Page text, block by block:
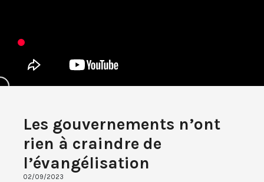
Les gouvernements n’ont
rien à craindre de
l’évangélisation
02/09/2023